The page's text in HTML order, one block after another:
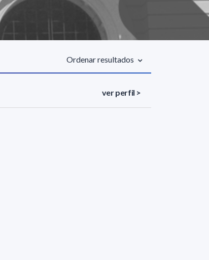
Ordenar resultados
ver perfil >